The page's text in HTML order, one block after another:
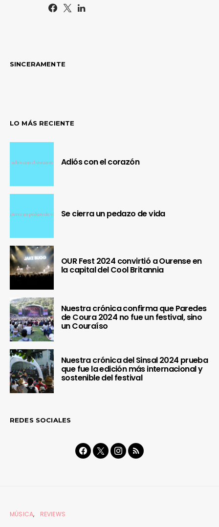
SINCERAMENTE
LO MÁS RECIENTE
Adiós con el corazón
Se cierra un pedazo de vida
OUR Fest 2024 convirtió a Ourense en
la capital del Cool Britannia
Nuestra crónica confirma que Paredes
de Coura 2024 no fue un festival, sino
un Couraíso
Nuestra crónica del Sinsal 2024 prueba
que fue la edición más internacional y
sostenible del festival
REDES SOCIALES
MÚSICA REVIEWS